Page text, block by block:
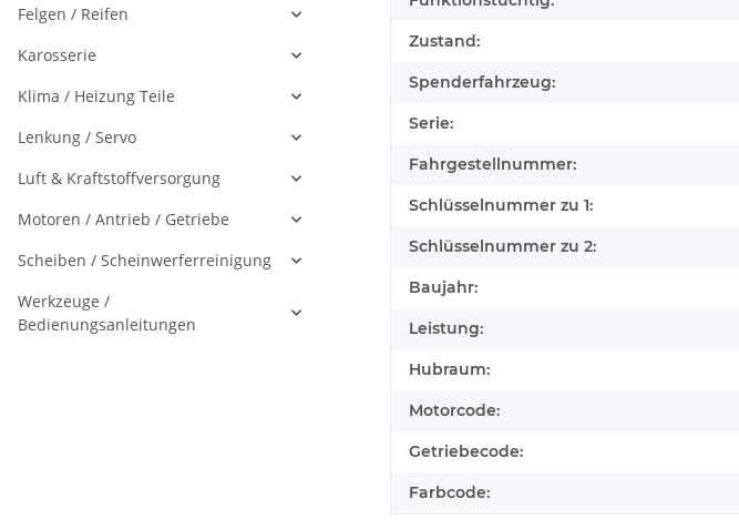
Zustand:
Spenderfahrzeug:
Serie:
Fahrgestellnummer:
Schlüsselnummer zu 1:
Schlüsselnummer zu 2:
Baujahr:
Leistung:
Hubraum:
Motorcode:
Getriebecode:
Farbcode:
Felgen / Reifen
Karosserie
Klima / Heizung Teile
Lenkung / Servo
Luft & Kraftstoffversorgung
Motoren / Antrieb / Getriebe
Scheiben / Scheinwerferreinigung
Werkzeuge /
Bedienungsanleitungen